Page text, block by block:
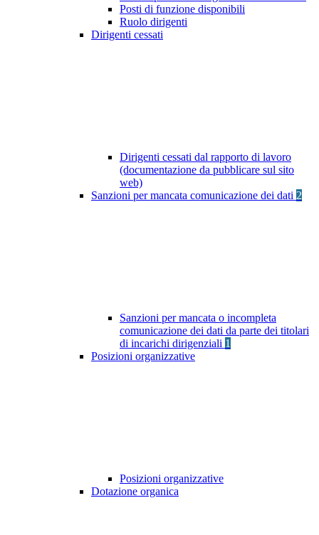
Posti di funzione disponibili
Ruolo dirigenti
Dirigenti cessati
Dirigenti cessati dal rapporto di lavoro
(documentazione da pubblicare sul sito
web)
Sanzioni per mancata comunicazione dei dati 2
Sanzioni per mancata o incompleta
comunicazione dei dati da parte dei titolari
di incarichi dirigenziali 1
Posizioni organizzative
Posizioni organizzative
Dotazione organica